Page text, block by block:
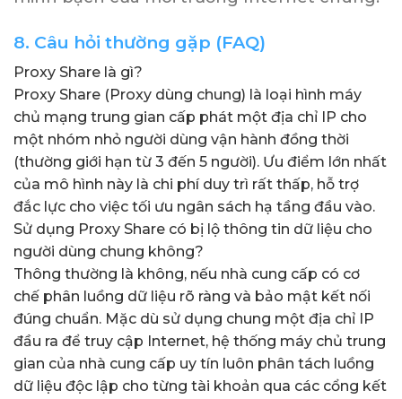
8. Câu hỏi thường gặp (FAQ)
Proxy Share là gì?
Proxy Share (Proxy dùng chung) là loại hình máy
chủ mạng trung gian cấp phát một địa chỉ IP cho
một nhóm nhỏ người dùng vận hành đồng thời
(thường giới hạn từ 3 đến 5 người). Ưu điểm lớn nhất
của mô hình này là chi phí duy trì rất thấp, hỗ trợ
đắc lực cho việc tối ưu ngân sách hạ tầng đầu vào.
Sử dụng Proxy Share có bị lộ thông tin dữ liệu cho
người dùng chung không?
Thông thường là không, nếu nhà cung cấp có cơ
chế phân luồng dữ liệu rõ ràng và bảo mật kết nối
đúng chuẩn. Mặc dù sử dụng chung một địa chỉ IP
đầu ra để truy cập Internet, hệ thống máy chủ trung
gian của nhà cung cấp uy tín luôn phân tách luồng
dữ liệu độc lập cho từng tài khoản qua các cổng kết